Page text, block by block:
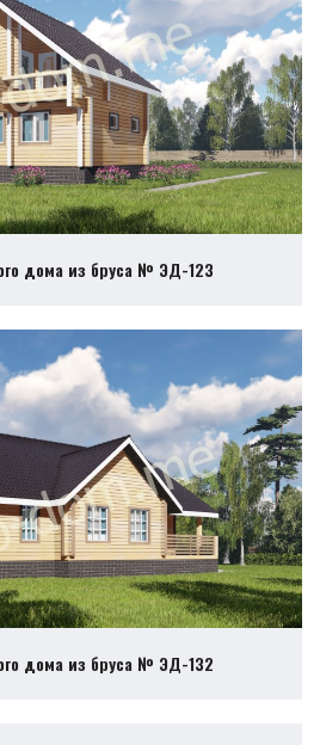
дома из бруса № ЭД-123
дома из бруса № ЭД-132